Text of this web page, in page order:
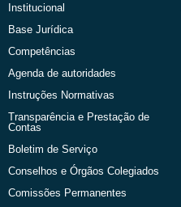
o
k
Institucional
Base Jurídica
Competências
Agenda de autoridades
Instruções Normativas
Transparência e Prestação de
Contas
Boletim de Serviço
Conselhos e Órgãos Colegiados
Comissões Permanentes